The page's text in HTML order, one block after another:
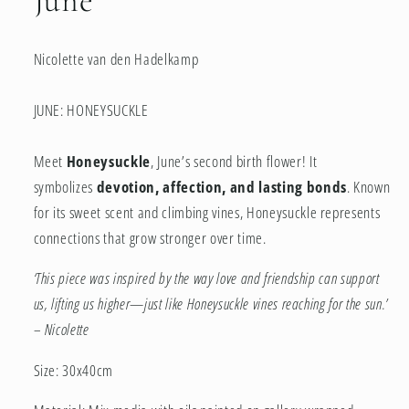
Nicolette van den Hadelkamp
JUNE: HONEYSUCKLE
Meet Honeysuckle, June’s second birth flower! It
symbolizes devotion, affection, and lasting bonds. Known
for its sweet scent and climbing vines, Honeysuckle represents
connections that grow stronger over time.
‘This piece was inspired by the way love and friendship can support
us, lifting us higher—just like Honeysuckle vines reaching for the sun.’
– Nicolette
Size: 30x40cm